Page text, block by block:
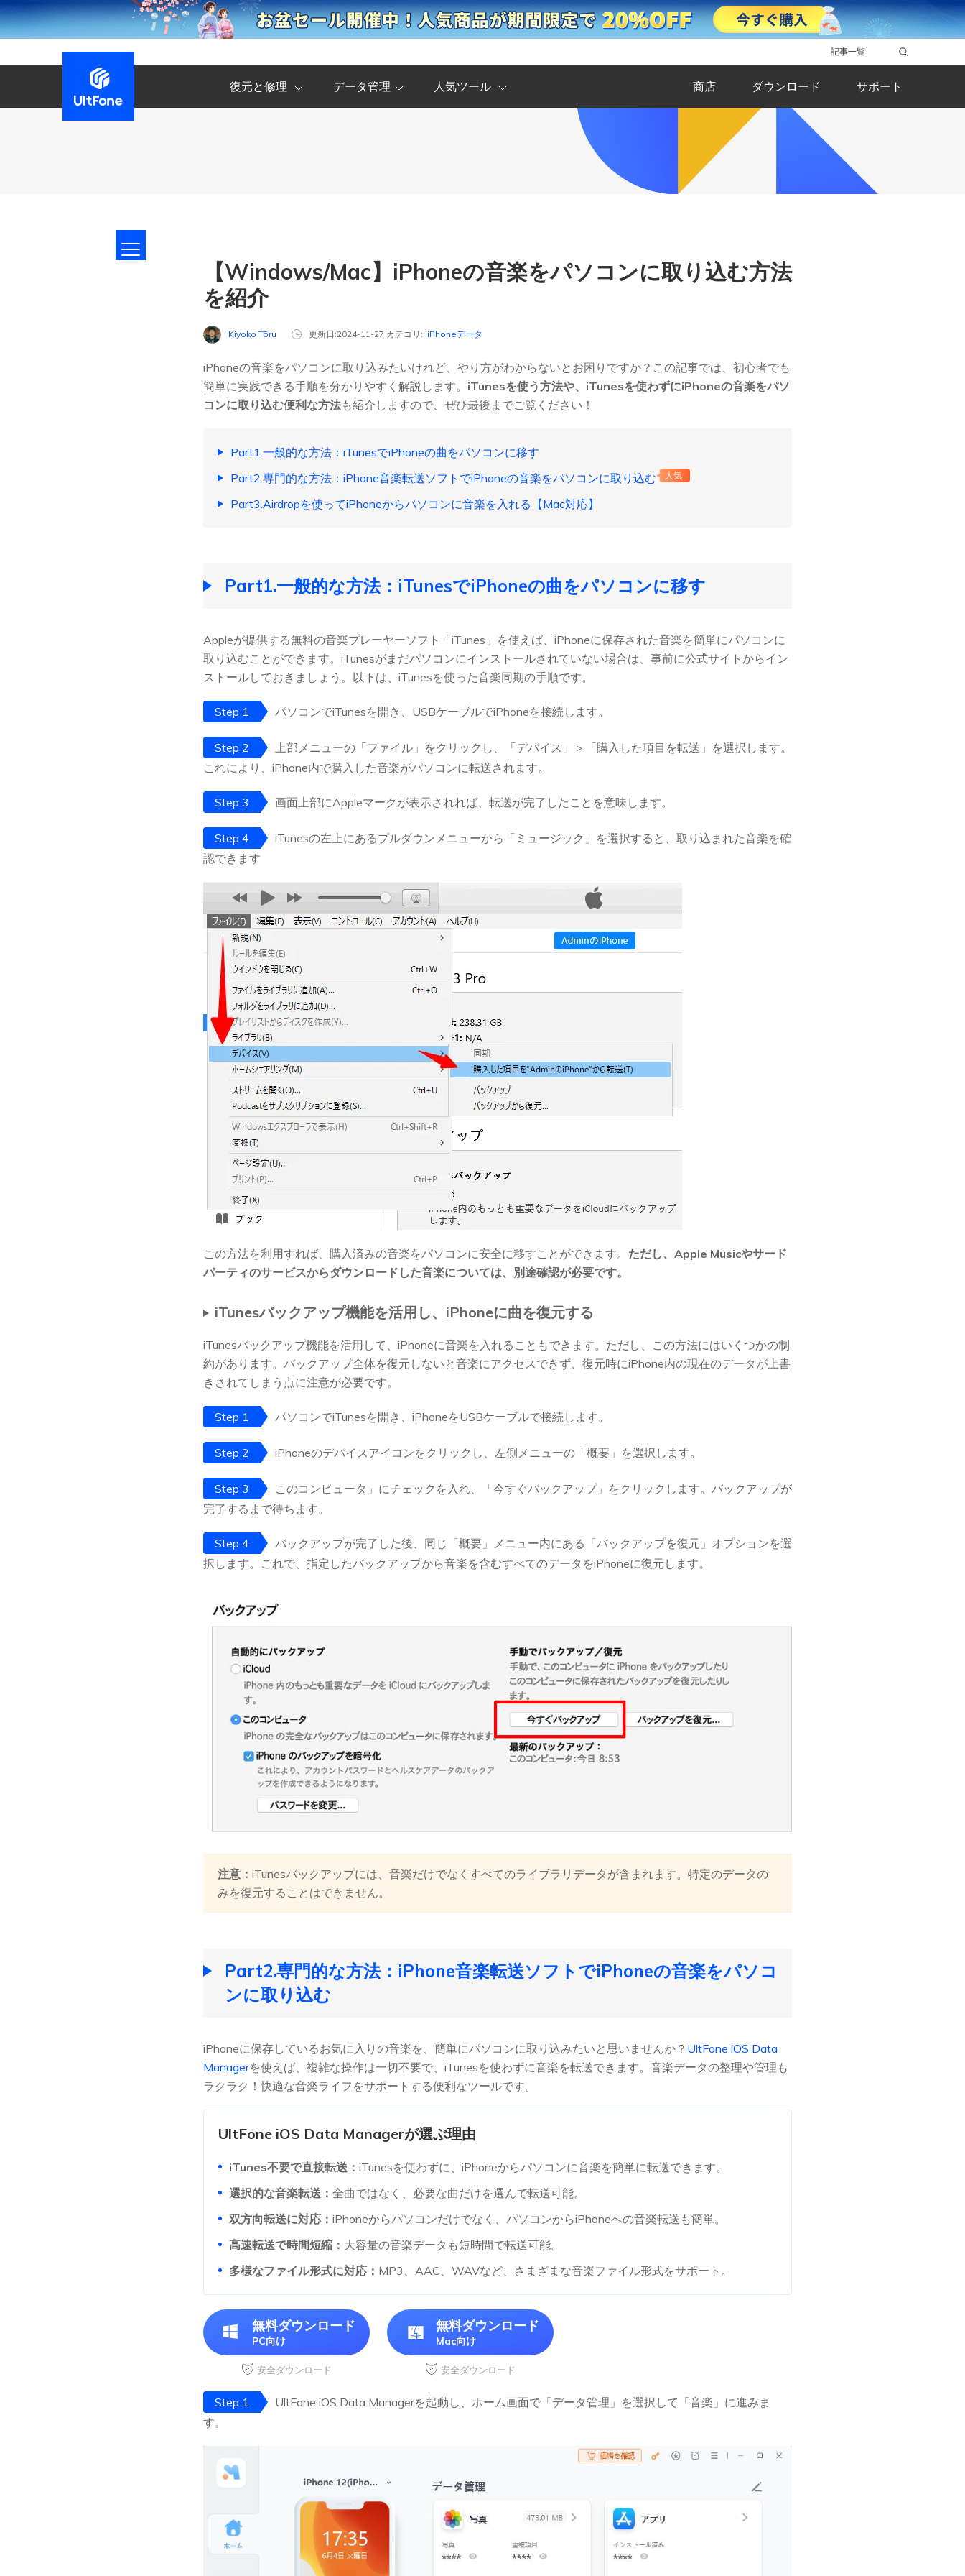
記事一覧
復元と修理 データ管理 人気ツール 商店 ダウンロード サポート
【Windows/Mac】iPhoneの音楽をパソコンに取り込む方法
を紹介
Kiyoko Tōru 更新日:2024-11-27 カテゴリ: iPhoneデータ
iPhoneの音楽をパソコンに取り込みたいけれど、やり方がわからないとお困りですか？この記事では、初心者でも
簡単に実践できる手順を分かりやすく解説します。 iTunesを使う方法や、iTunesを使わずにiPhoneの音楽をパソ
コンに取り込む便利な方法も紹介しますので、ぜひ最後までご覧ください！
Part1.一般的な方法：iTunesでiPhoneの曲をパソコンに移す
Part2.専門的な方法：iPhone音楽転送ソフトでiPhoneの音楽をパソコンに取り込む
人気
Part3.Airdropを使ってiPhoneからパソコンに音楽を入れる【Mac対応】
Part1.一般的な方法：iTunesでiPhoneの曲をパソコンに移す
Appleが提供する無料の音楽プレーヤーソフト「iTunes」を使えば、iPhoneに保存された音楽を簡単にパソコンに
取り込むことができます。iTunesがまだパソコンにインストールされていない場合は、事前に公式サイトからイン
ストールしておきましょう。以下は、iTunesを使った音楽同期の手順です。
Step 1 パソコンでiTunesを開き、USBケーブルでiPhoneを接続します。
Step 2
上部メニューの「ファイル」をクリックし、「デバイス」＞「購入した項目を転送」を選択します。
これにより、iPhone内で購入した音楽がパソコンに転送されます。
Step 3 画面上部にAppleマークが表示されれば、転送が完了したことを意味します。
Step 4
iTunesの左上にあるプルダウンメニューから「ミュージック」を選択すると、取り込まれた音楽を確
認できます
この方法を利用すれば、購入済みの音楽をパソコンに安全に移すことができます。 ただし、Apple Musicやサード
パーティのサービスからダウンロードした音楽については、別途確認が必要です。
iTunesバックアップ機能を活用し、iPhoneに曲を復元する
iTunesバックアップ機能を活用して、iPhoneに音楽を入れることもできます。ただし、この方法にはいくつかの制
約があります。バックアップ全体を復元しないと音楽にアクセスできず、復元時にiPhone内の現在のデータが上書
きされてしまう点に注意が必要です。
Step 1 パソコンでiTunesを開き、iPhoneをUSBケーブルで接続します。
Step 2 iPhoneのデバイスアイコンをクリックし、左側メニューの「概要」を選択します。
Step 3
このコンピュータ」にチェックを入れ、「今すぐバックアップ」をクリックします。バックアップが
完了するまで待ちます。
Step 4
バックアップが完了した後、同じ「概要」メニュー内にある「バックアップを復元」オプションを選
択します。これで、指定したバックアップから音楽を含むすべてのデータをiPhoneに復元します。
注意： iTunesバックアップには、音楽だけでなくすべてのライブラリデータが含まれます。特定のデータの
みを復元することはできません。
Part2.専門的な方法：iPhone音楽転送ソフトでiPhoneの音楽をパソコ
ンに取り込む
iPhoneに保存しているお気に入りの音楽を、簡単にパソコンに取り込みたいと思いませんか？ UltFone iOS Data
Managerを使えば、複雑な操作は一切不要で、iTunesを使わずに音楽を転送できます。音楽データの整理や管理も
ラクラク！快適な音楽ライフをサポートする便利なツールです。
UltFone iOS Data Managerが選ぶ理由
iTunes不要で直接転送： iTunesを使わずに、iPhoneからパソコンに音楽を簡単に転送できます。
選択的な音楽転送： 全曲ではなく、必要な曲だけを選んで転送可能。
双方向転送に対応： iPhoneからパソコンだけでなく、パソコンからiPhoneへの音楽転送も簡単。
高速転送で時間短縮： 大容量の音楽データも短時間で転送可能。
多様なファイル形式に対応： MP3、AAC、WAVなど、さまざまな音楽ファイル形式をサポート。
無料ダウンロード
PC向け
安全ダウンロード
無料ダウンロード
Mac向け
安全ダウンロード
Step 1
UltFone iOS Data Managerを起動し、ホーム画面で「データ管理」を選択して「音楽」に進みま
す。